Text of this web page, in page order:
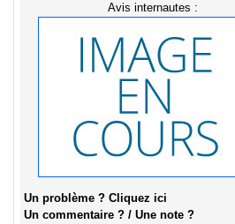
Avis internautes :
Un problème ? Cliquez ici
Un commentaire ? / Une note ?